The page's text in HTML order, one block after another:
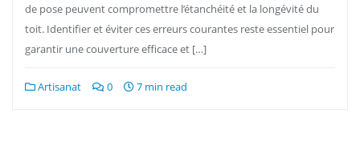
de pose peuvent compromettre l’étanchéité et la longévité du
toit. Identifier et éviter ces erreurs courantes reste essentiel pour
garantir une couverture efficace et […]
Artisanat 0 7 min read